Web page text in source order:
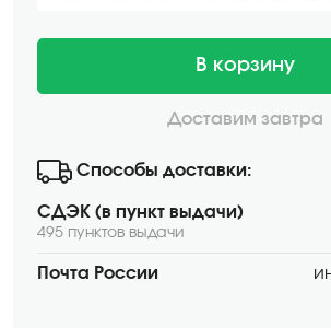
В корзину
Доставим завтра
Способы доставки:
СДЭК (в пункт выдачи)
495 пунктов выдачи
Почта России